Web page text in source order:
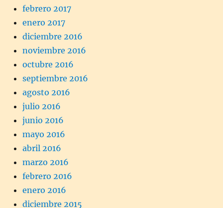
febrero 2017
enero 2017
diciembre 2016
noviembre 2016
octubre 2016
septiembre 2016
agosto 2016
julio 2016
junio 2016
mayo 2016
abril 2016
marzo 2016
febrero 2016
enero 2016
diciembre 2015